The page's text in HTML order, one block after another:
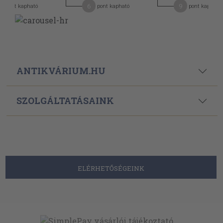
pont kapható pont kapható pont kapható
ANTIKVÁRIUM.HU
SZOLGÁLTATÁSAINK
ELÉRHETŐSÉGEINK